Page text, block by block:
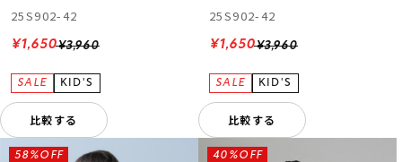
25S902-42
¥3,960
¥1,650
比較する
25S902-42
¥3,960
¥1,650
比較する
58%OFF 40%OFF